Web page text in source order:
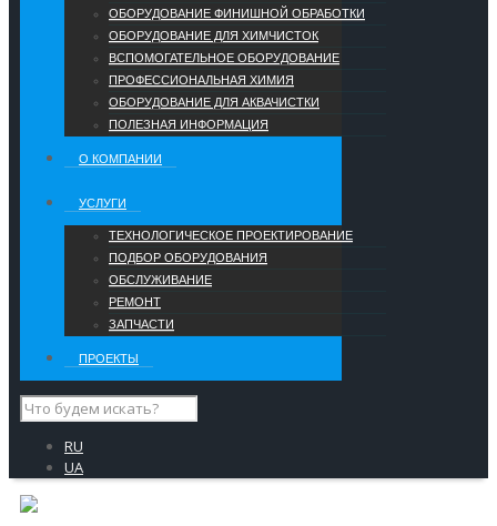
ОБОРУДОВАНИЕ ФИНИШНОЙ ОБРАБОТКИ
ОБОРУДОВАНИЕ ДЛЯ ХИМЧИСТОК
ВСПОМОГАТЕЛЬНОЕ ОБОРУДОВАНИЕ
ПРОФЕССИОНАЛЬНАЯ ХИМИЯ
ОБОРУДОВАНИЕ ДЛЯ АКВАЧИСТКИ
ПОЛЕЗНАЯ ИНФОРМАЦИЯ
О КОМПАНИИ
УCЛУГИ
ТЕХНОЛОГИЧЕСКОЕ ПРОЕКТИРОВАНИЕ
ПОДБОР ОБОРУДОВАНИЯ
ОБСЛУЖИВАНИЕ
РЕМОНТ
ЗАПЧАСТИ
ПРОЕКТЫ
RU
UA